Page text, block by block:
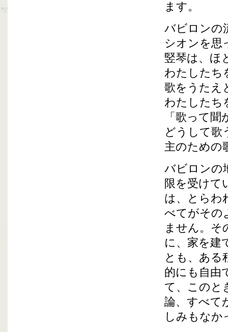
ます。
バビロンの
シオンを思
竪琴は、ほ
わたしたち
歌をうたえ
わたしたち
「歌って
どうして歌
主のための
バビロンの
限を受けて
は、とらわ
べてがその
ません。そ
に、家を建
とも、ある
的にも自由
て、このと
論、すべて
しみもなか